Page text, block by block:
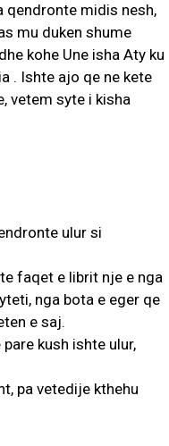
qendronte midis nesh,
mu duken shume
kohe Une isha Aty ku
. Ishte ajo qe ne kete
vetem syte i kisha
ulur si
faqet e librit nje e nga
nga bota e eger qe
e saj.
kush ishte ulur,
pa vetedije kthehu